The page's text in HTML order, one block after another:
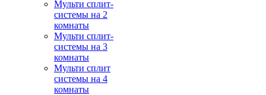
Мульти сплит-
системы на 2
комнаты
Мульти сплит-
системы на 3
комнаты
Мульти сплит
системы на 4
комнаты